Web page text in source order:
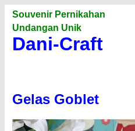
Souvenir Pernikahan
Undangan Unik
Dani-Craft
Gelas Goblet